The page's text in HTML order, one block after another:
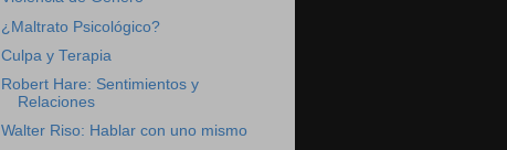
¿Maltrato Psicológico?
Culpa y Terapia
Robert Hare: Sentimientos y
Relaciones
Walter Riso: Hablar con uno mismo